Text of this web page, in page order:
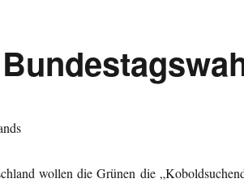
wollen die Grünen die